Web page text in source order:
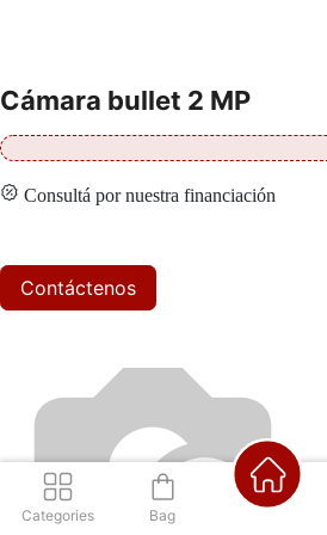
Cámara bullet 2 MP
Consultá por nuestra financiación
Contáctenos
Categories Bag